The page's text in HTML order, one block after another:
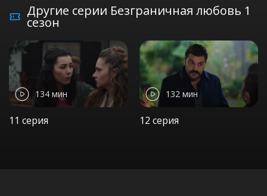
Другие серии Безграничная любовь 1
сезон
134 мин
11 серия
132 мин
12 серия